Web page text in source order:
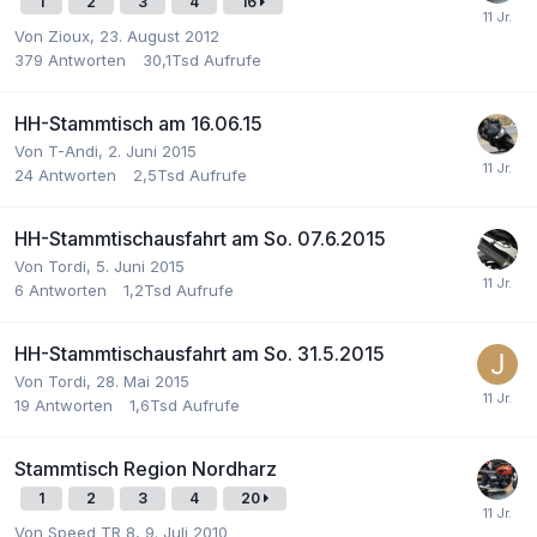
Von Zioux, 23. August 2012
379 Antworten 30,1Tsd Aufrufe
HH-Stammtisch am 16.06.15
Von T-Andi, 2. Juni 2015
24 Antworten 2,5Tsd Aufrufe
HH-Stammtischausfahrt am So. 07.6.2015
Von Tordi, 5. Juni 2015
6 Antworten 1,2Tsd Aufrufe
HH-Stammtischausfahrt am So. 31.5.2015
Von Tordi, 28. Mai 2015
19 Antworten 1,6Tsd Aufrufe
Stammtisch Region Nordharz
1 2 3 4 20
Von Speed TR 8, 9. Juli 2010